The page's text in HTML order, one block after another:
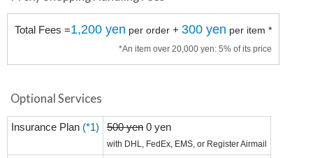
Total Fees =1,200 yen per order + 300 yen per item *
*An item over 20,000 yen: 5% of its price
Optional Services
Insurance Plan (*1) 500 yen 0 yen
with DHL, FedEx, EMS, or Register Airmail